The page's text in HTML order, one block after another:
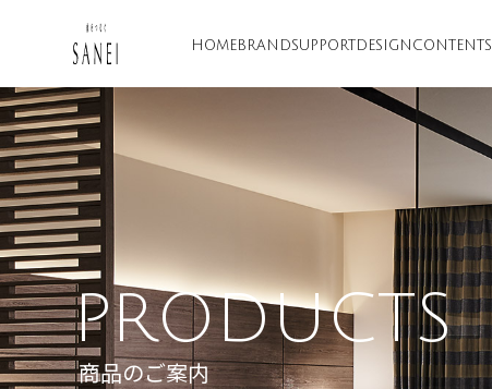
HOME BRANDSUPPORT DESIGN CONTENTS
PRODUCTS
商品のご案内